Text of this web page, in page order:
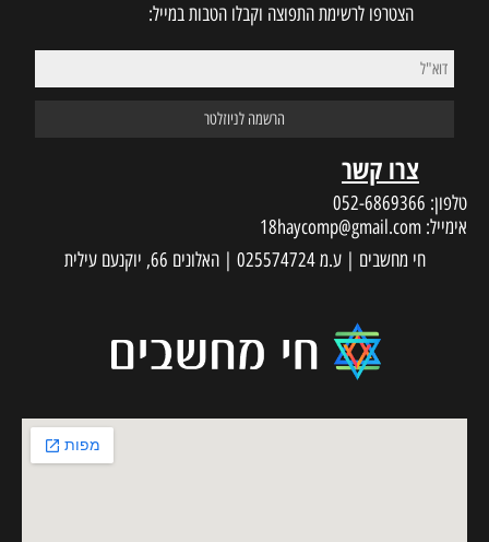
הצטרפו לרשימת התפוצה וקבלו הטבות במייל:
צרו קשר
טלפון: 052-6869366
אימייל: 18haycomp@gmail.com
חי מחשבים | ע.מ 025574724 | האלונים 66, יוקנעם עילית